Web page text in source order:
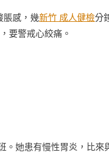
感，幾新竹 成人健檢分
要警戒心絞痛。
。她患有慢性胃炎，比